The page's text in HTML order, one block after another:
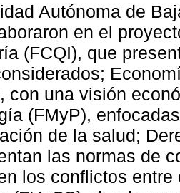
Autónoma de
en el
(FCQI), que
con una visión
(FMyP),
de la salud;
las normas de
los conflictos